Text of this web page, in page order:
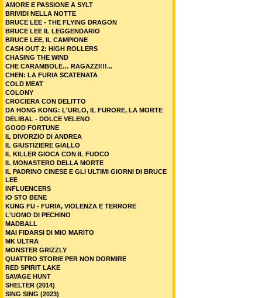
AMORE E PASSIONE A SYLT
BRIVIDI NELLA NOTTE
BRUCE LEE - THE FLYING DRAGON
BRUCE LEE IL LEGGENDARIO
BRUCE LEE, IL CAMPIONE
CASH OUT 2: HIGH ROLLERS
CHASING THE WIND
CHE CARAMBOLE… RAGAZZI!!!...
CHEN: LA FURIA SCATENATA
COLD MEAT
COLONY
CROCIERA CON DELITTO
DA HONG KONG: L'URLO, IL FURORE, LA MORTE
DELIBAL - DOLCE VELENO
GOOD FORTUNE
IL DIVORZIO DI ANDREA
IL GIUSTIZIERE GIALLO
IL KILLER GIOCA CON IL FUOCO
IL MONASTERO DELLA MORTE
IL PADRINO CINESE E GLI ULTIMI GIORNI DI BRUCE
LEE
INFLUENCERS
IO STO BENE
KUNG FU - FURIA, VIOLENZA E TERRORE
L'UOMO DI PECHINO
MADBALL
MAI FIDARSI DI MIO MARITO
MK ULTRA
MONSTER GRIZZLY
QUATTRO STORIE PER NON DORMIRE
RED SPIRIT LAKE
SAVAGE HUNT
SHELTER (2014)
SING SING (2023)